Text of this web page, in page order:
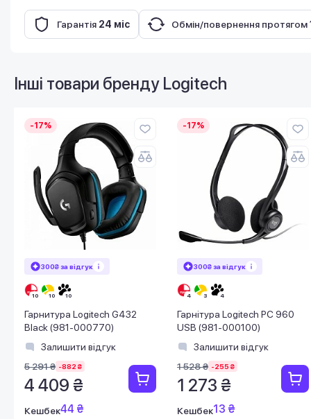
Гарантія 24 міс Обмін/повернення протягом
Інші товари бренду Logitech
-17%
300₴ за відгук
Гарнитура Logitech G432
Black (981-000770)
Залишити відгук
5 291 ₴ -882 ₴
4 409 ₴
Кешбек44 ₴
-17%
300₴ за відгук
Гарнітура Logitech PC 960
USB (981-000100)
Залишити відгук
1 528 ₴ -255 ₴
1 273 ₴
Кешбек13 ₴